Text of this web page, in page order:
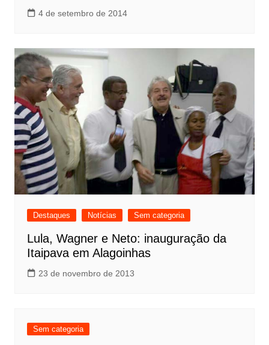
4 de setembro de 2014
Destaques Notícias Sem categoria
Lula, Wagner e Neto: inauguração da
Itaipava em Alagoinhas
23 de novembro de 2013
Sem categoria